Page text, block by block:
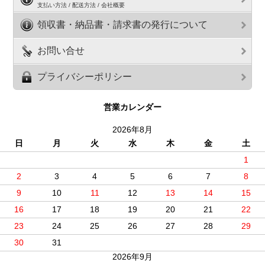
支払い方法 / 配送方法 / 会社概要
領収書・納品書・請求書の発行について
お問い合せ
プライバシーポリシー
営業カレンダー
2026年8月
日
月 火 水 木 金
土
1
2
3 4 5 6 7
8
9
10 11 12 13 14
15
16
17 18 19 20 21
22
23
24 25 26 27 28
29
30
31
2026年9月